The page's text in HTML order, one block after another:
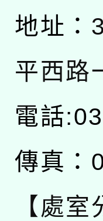
地址：
平西路
電話
傳真：
【處室